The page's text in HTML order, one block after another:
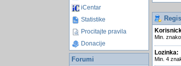
iCentar
Statistike
Procitajte pravila
Donacije
Forumi
Min.
Lozinka:
Min. 4